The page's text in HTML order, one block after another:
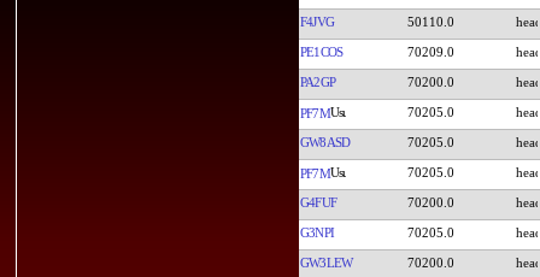
F4JVG 50110.0
PE1COS 70209.0
PA2GP 70200.0
PF7M 70205.0
GW8ASD 70205.0
PF7M 70205.0
G4FUF 70200.0
G3NPI 70205.0
GW3LEW 70200.0